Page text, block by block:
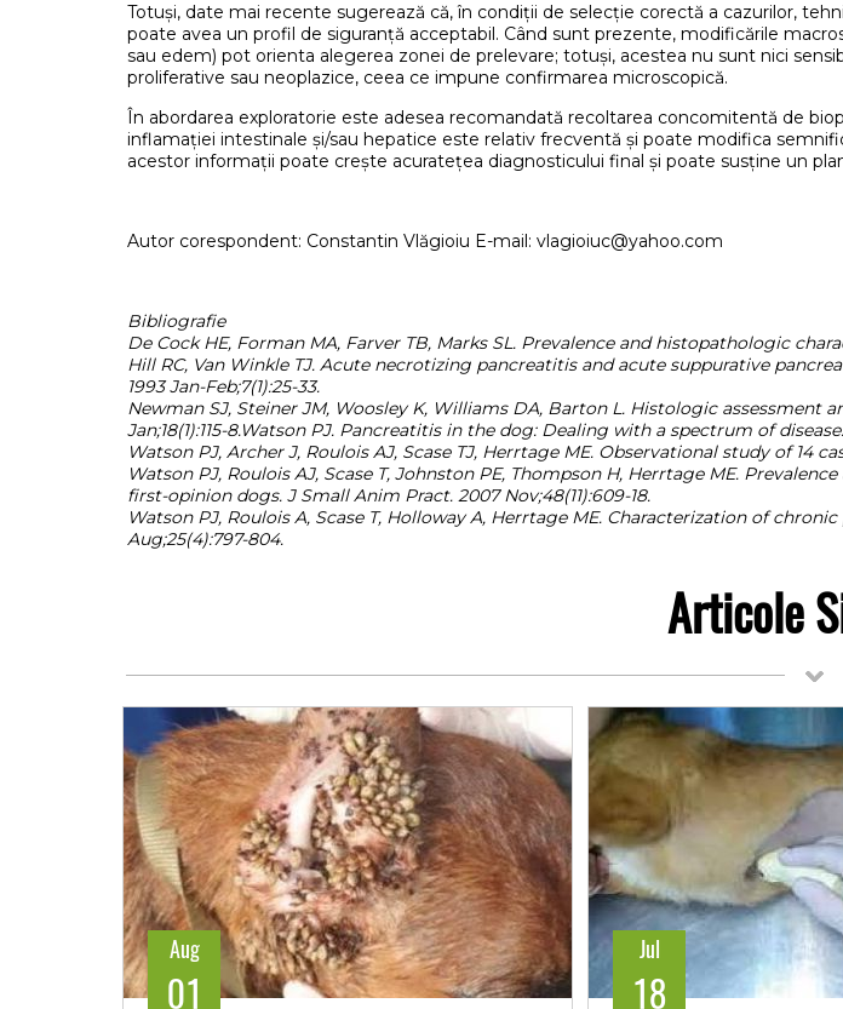
Totuși, date mai recente sugerează că, în condiții de selecție corectă a cazurilor,
poate avea un profil de siguranță acceptabil. Când sunt prezente, modificările
sau edem) pot orienta alegerea zonei de prelevare; totuși, acestea nu sunt nici
proliferative sau neoplazice, ceea ce impune confirmarea microscopică.
În abordarea exploratorie este adesea recomandată recoltarea concomitentă de
inflamației intestinale și/sau hepatice este relativ frecventă și poate modifica
acestor informații poate crește acuratețea diagnosticului final și poate susține un
Autor corespondent: Constantin Vlăgioiu E-mail: vlagioiuc@yahoo.com
Bibliografie
De Cock HE, Forman MA, Farver TB, Marks SL. Prevalence and histopathologic
Hill RC, Van Winkle TJ. Acute necrotizing pancreatitis and acute suppurative
1993 Jan-Feb;7(1):25-33.
Newman SJ, Steiner JM, Woosley K, Williams DA, Barton L. Histologic
Jan;18(1):115-8.Watson PJ. Pancreatitis in the dog: Dealing with a spectrum of
Watson PJ, Archer J, Roulois AJ, Scase TJ, Herrtage ME. Observational study of 14
Watson PJ, Roulois AJ, Scase T, Johnston PE, Thompson H, Herrtage ME.
first-opinion dogs. J Small Anim Pract. 2007 Nov;48(11):609-18.
Watson PJ, Roulois A, Scase T, Holloway A, Herrtage ME. Characterization of
Aug;25(4):797-804.
Articole
Aug
01
Jul
18